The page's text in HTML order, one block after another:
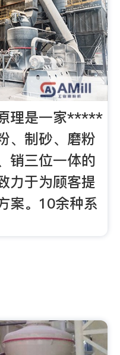
理是一家*****
、制砂、磨粉
销三位一体的
力于为顾客提
案。10余种系